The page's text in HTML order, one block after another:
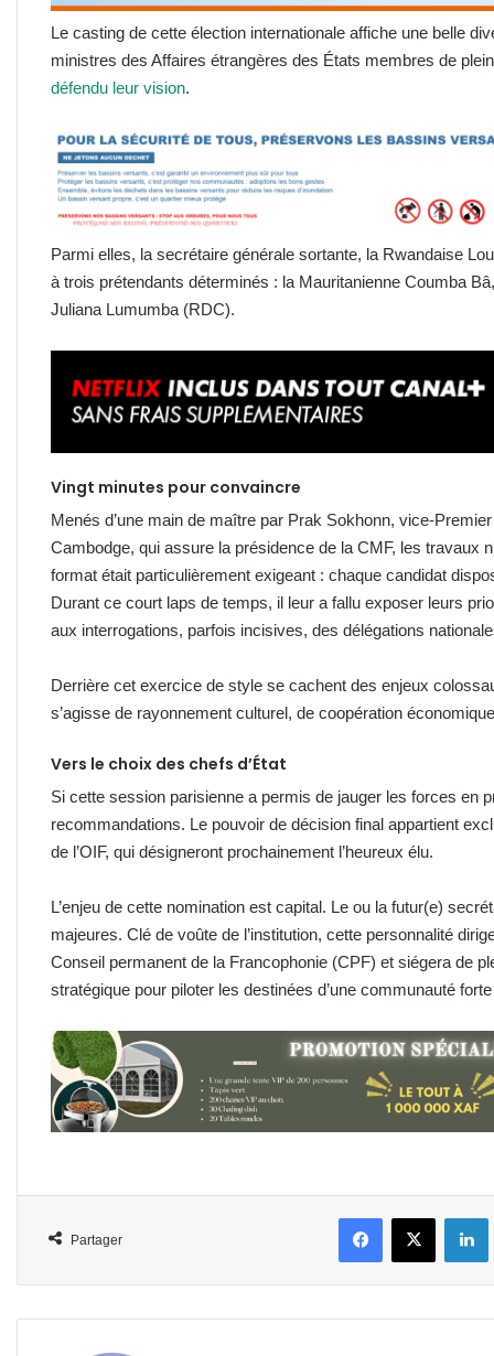
Le casting de cette élection internationale affiche une belle
ministres des Affaires étrangères des États membres de
défendu leur vision.
Parmi elles, la secrétaire générale sortante, la Rwandaise
à trois prétendants déterminés : la Mauritanienne Coumba
Juliana Lumumba (RDC).
Vingt minutes pour convaincre
Menés d’une main de maître par Prak Sokhonn, vice-
Cambodge, qui assure la présidence de la CMF, les travaux
format était particulièrement exigeant : chaque candidat
Durant ce court laps de temps, il leur a fallu exposer leurs
aux interrogations, parfois incisives, des délégations
Derrière cet exercice de style se cachent des enjeux
s’agisse de rayonnement culturel, de coopération
Vers le choix des chefs d’État
Si cette session parisienne a permis de jauger les forces en
recommandations. Le pouvoir de décision final appartient
de l’OIF, qui désigneront prochainement l’heureux élu.
L’enjeu de cette nomination est capital. Le ou la futur(e)
majeures. Clé de voûte de l’institution, cette personnalité
Conseil permanent de la Francophonie (CPF) et siégera de
stratégique pour piloter les destinées d’une communauté
Partager
FacebookX